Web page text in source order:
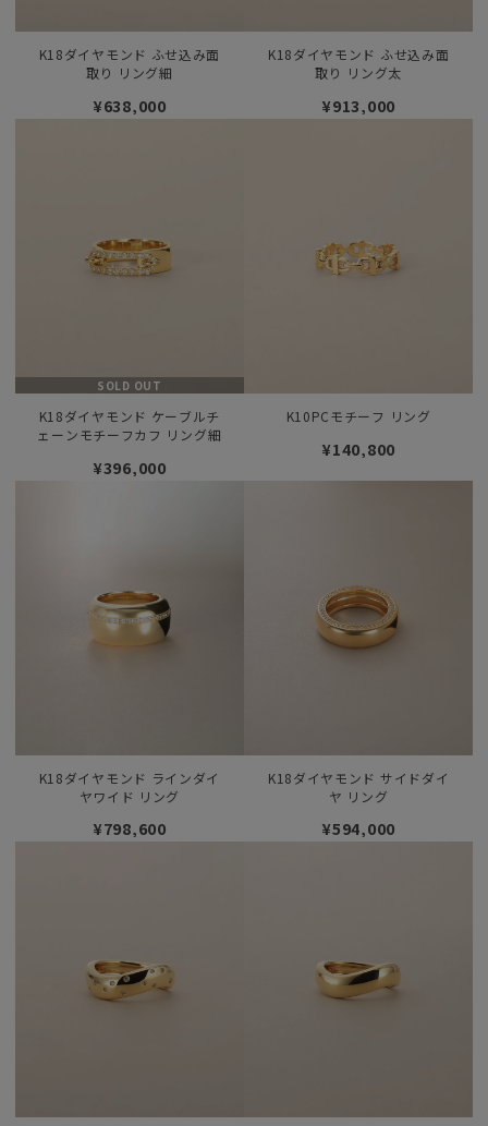
K18ダイヤモンド ふせ込み面
取り リング細
¥638,000
K18ダイヤモンド ふせ込み面
取り リング太
¥913,000
SOLD OUT
K18ダイヤモンド ケーブルチ
ェーンモチーフカフ リング細
¥396,000
K10PCモチーフ リング
¥140,800
K18ダイヤモンド ラインダイ
ヤワイド リング
¥798,600
K18ダイヤモンド サイドダイ
ヤ リング
¥594,000